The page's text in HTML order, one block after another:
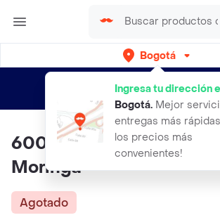
Bogotá
Ingresa tu dirección
Bogotá. Mejor
entregas más
los precios más
convenientes!
envíos gratis por semanas
600 Semillas Orgánicas
Moringa
Agotado